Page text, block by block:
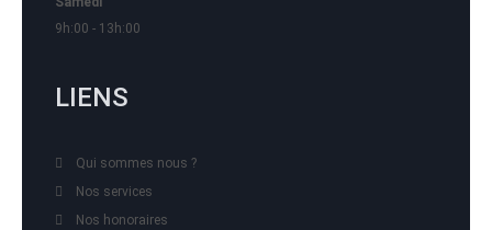
9h:00 - 13h:00
LIENS
Qui sommes nous ?
Nos services
Nos honoraires